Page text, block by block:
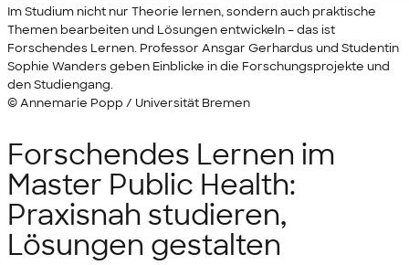
Im Studium nicht nur Theorie lernen, sondern auch praktische
Themen bearbeiten und Lösungen entwickeln – das ist
Forschendes Lernen. Professor Ansgar Gerhardus und Studentin
Sophie Wanders geben Einblicke in die Forschungsprojekte und
den Studiengang.
© Annemarie Popp / Universität Bremen
Forschendes Lernen im
Master Public Health:
Praxisnah studieren,
Lösungen gestalten